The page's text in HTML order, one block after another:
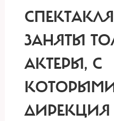
ЗАНЯТЫ
АКТЕРЫ, С
ДИРЕКЦИЯ